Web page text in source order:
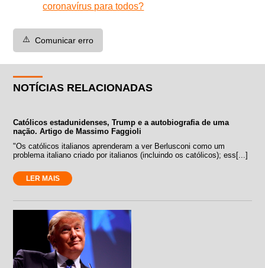
coronavírus para todos?
⚠️ Comunicar erro
NOTÍCIAS RELACIONADAS
Católicos estadunidenses, Trump e a autobiografia de uma
nação. Artigo de Massimo Faggioli
"Os católicos italianos aprenderam a ver Berlusconi como um
problema italiano criado por italianos (incluindo os católicos); ess[...]
LER MAIS